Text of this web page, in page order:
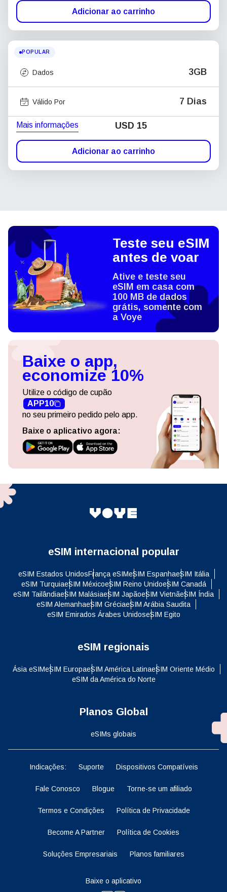
Adicionar ao carrinho
POPULAR
Dados 3GB
Válido Por 7 Dias
Mais informações USD 15
Adicionar ao carrinho
Teste seu eSIM
antes de voar
Ative e teste seu
eSIM em casa com
100 MB de dados
grátis, somente com
a Voye
Baixe o app,
economize 10%
Utilize o código de cupão
APP10
no seu primeiro pedido pelo app.
Baixe o aplicativo agora:
eSIM internacional popular
eSIM Estados UnidosFrança eSIMeSIM EspanhaeSIM Itália
eSIM TurquiaeSIM MéxicoeSIM Reino UnidoeSIM Canadá
eSIM TailândiaeSIM MalásiaeSIM JapãoeSIM VietnãeSIM Índia
eSIM AlemanhaeSIM GréciaeSIM Arábia Saudita
eSIM Emirados Árabes UnidoseSIM Egito
eSIM regionais
Ásia eSIMeSIM EuropaeSIM América LatinaeSIM Oriente Médio
eSIM da América do Norte
Planos Global
eSIMs globais
Indicações: Suporte Dispositivos Compatíveis
Fale Conosco Blogue Torne-se um afiliado
Termos e Condições Política de Privacidade
Become A Partner Política de Cookies
Soluções Empresariais Planos familiares
Baixe o aplicativo